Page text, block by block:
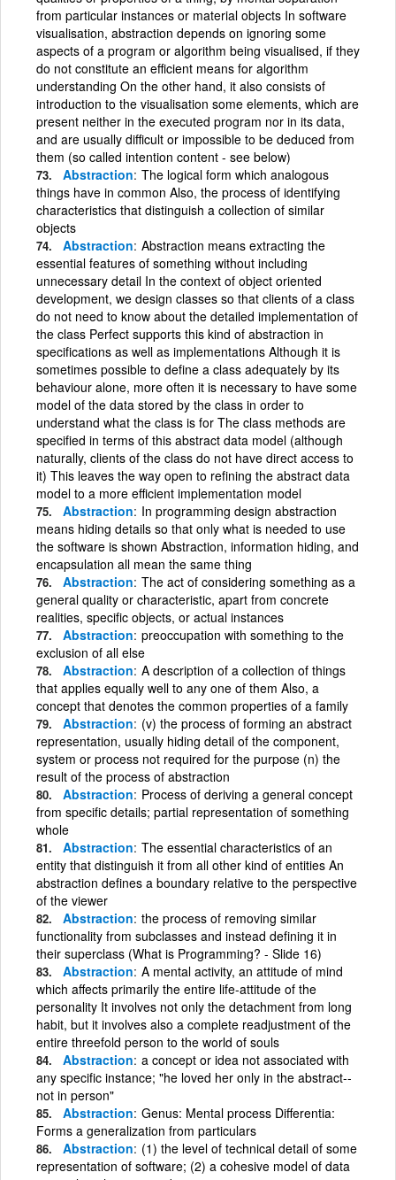
from particular instances or material objects In software
visualisation, abstraction depends on ignoring some
aspects of a program or algorithm being visualised, if they
do not constitute an efficient means for algorithm
understanding On the other hand, it also consists of
introduction to the visualisation some elements, which are
present neither in the executed program nor in its data,
and are usually difficult or impossible to be deduced from
them (so called intention content - see below)
Abstraction The logical form which analogous
things have in common Also, the process of identifying
characteristics that distinguish a collection of similar
objects
Abstraction Abstraction means extracting the
essential features of something without including
unnecessary detail In the context of object oriented
development, we design classes so that clients of a class
do not need to know about the detailed implementation of
the class Perfect supports this kind of abstraction in
specifications as well as implementations Although it is
sometimes possible to define a class adequately by its
behaviour alone, more often it is necessary to have some
model of the data stored by the class in order to
understand what the class is for The class methods are
specified in terms of this abstract data model (although
naturally, clients of the class do not have direct access to
it) This leaves the way open to refining the abstract data
model to a more efficient implementation model
Abstraction In programming design abstraction
means hiding details so that only what is needed to use
the software is shown Abstraction, information hiding, and
encapsulation all mean the same thing
Abstraction The act of considering something as a
general quality or characteristic, apart from concrete
realities, specific objects, or actual instances
Abstraction preoccupation with something to the
exclusion of all else
Abstraction A description of a collection of things
that applies equally well to any one of them Also, a
concept that denotes the common properties of a family
Abstraction (v) the process of forming an abstract
representation, usually hiding detail of the component,
system or process not required for the purpose (n) the
result of the process of abstraction
Abstraction Process of deriving a general concept
from specific details; partial representation of something
whole
Abstraction The essential characteristics of an
entity that distinguish it from all other kind of entities An
abstraction defines a boundary relative to the perspective
of the viewer
Abstraction the process of removing similar
functionality from subclasses and instead defining it in
their superclass (What is Programming? - Slide 16)
Abstraction A mental activity, an attitude of mind
which affects primarily the entire life-attitude of the
personality It involves not only the detachment from long
habit, but it involves also a complete readjustment of the
entire threefold person to the world of souls
Abstraction a concept or idea not associated with
any specific instance; "he loved her only in the abstract--
not in person"
Abstraction Genus: Mental process Differentia:
Forms a generalization from particulars
Abstraction (1) the level of technical detail of some
representation of software; (2) a cohesive model of data